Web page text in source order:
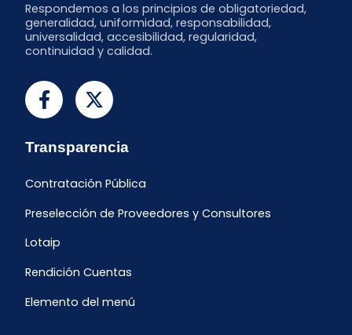
Respondemos a los principios de obligatoriedad,
generalidad, uniformidad, responsabilidad,
universalidad, accesibilidad, regularidad,
continuidad y calidad.
Transparencia
Contratación Pública
Preselección de Proveedores y Consultores
Lotaip
Rendición Cuentas
Elemento del menú